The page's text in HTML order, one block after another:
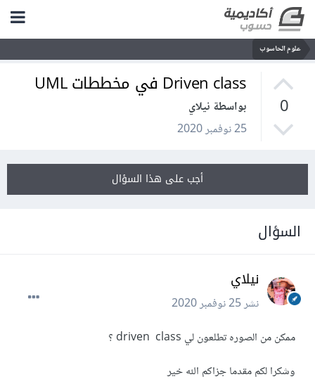
علوم الحاسوب
0
Driven class في مخططات UML
بواسطة نيلاي
25 نوفمبر 2020
أجب على هذا السؤال
السؤال
نيلاي
نشر25 نوفمبر 2020
ممكن من الصوره تطلعون لي driven class ؟
وشكرا لكم مقدما جزاكم الله خير